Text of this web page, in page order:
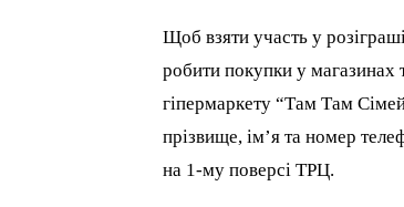
Щоб взяти участь у
робити покупки у магазинах
гіпермаркету “Там Там
прізвище, ім’я та номер
на 1-му поверсі ТРЦ.